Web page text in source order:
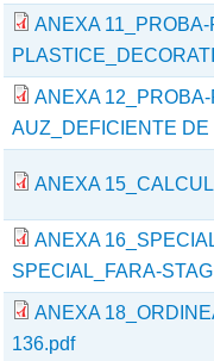
ANEXA
ANEXA
AUZ_DEFICIENTE
ANEXA
ANEXA
SPECIAL_FARA-
ANEXA
136.pdf